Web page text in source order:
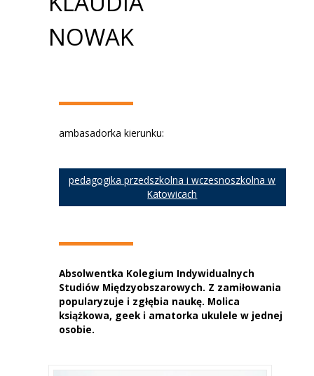
NOWAK
ambasadorka kierunku:
pedagogika przedszkolna i wczesnoszkolna w
Katowicach
Absolwentka Kolegium Indywidualnych
Studiów Międzyobszarowych. Z zamiłowania
popularyzuje i zgłębia naukę. Molica
książkowa, geek i amatorka ukulele w jednej
osobie.